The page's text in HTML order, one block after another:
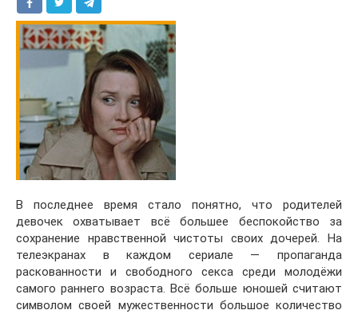
В последнее время стало понятно, что родителей
девочек охватывает всё большее беспокойство за
сохранение нравственной чистоты своих дочерей. На
телеэкранах в каждом сериале — пропаганда
раскованности и свободного секса среди молодёжи
самого раннего возраста. Всё больше юношей считают
символом своей мужественности большое количество